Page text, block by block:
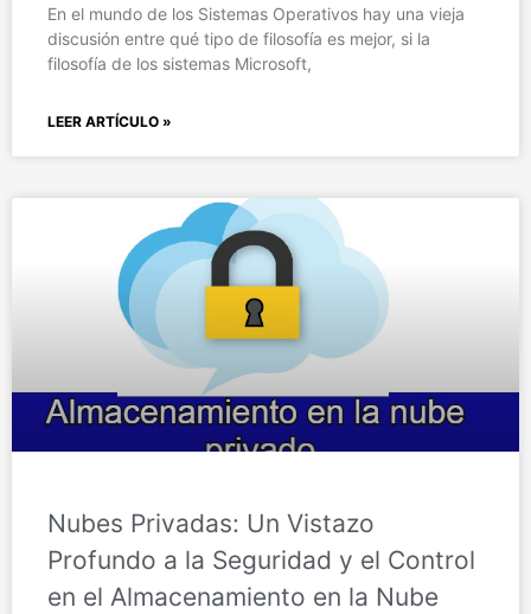
En el mundo de los Sistemas Operativos hay una vieja
discusión entre qué tipo de filosofía es mejor, si la
filosofía de los sistemas Microsoft,
LEER ARTÍCULO »
Nubes Privadas: Un Vistazo
Profundo a la Seguridad y el Control
en el Almacenamiento en la Nube